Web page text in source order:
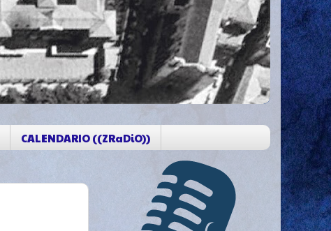
CALENDARIO ((ZRaDiO))